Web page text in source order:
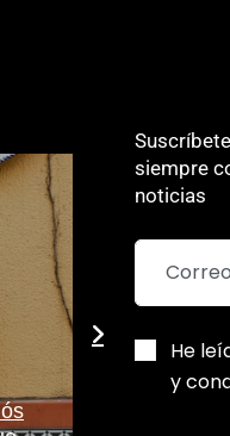
siempre
noticias
He
y